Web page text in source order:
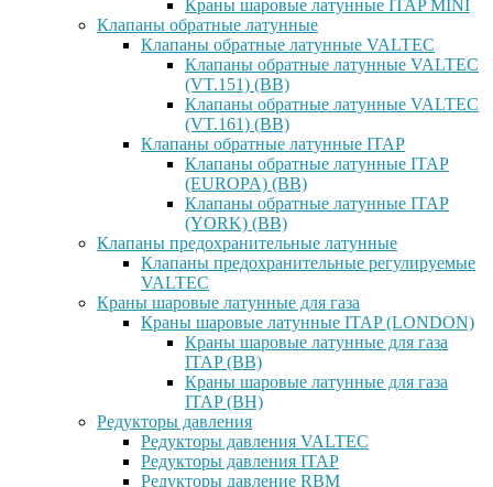
Краны шаровые латунные ITAP MINI
Клапаны обратные латунные
Клапаны обратные латунные VALTEC
Клапаны обратные латунные VALTEC
(VT.151) (ВВ)
Клапаны обратные латунные VALTEC
(VT.161) (ВВ)
Клапаны обратные латунные ITAP
Клапаны обратные латунные ITAP
(EUROPA) (ВВ)
Клапаны обратные латунные ITAP
(YORK) (ВВ)
Клапаны предохранительные латунные
Клапаны предохранительные регулируемые
VALTEC
Краны шаровые латунные для газа
Краны шаровые латунные ITAP (LONDON)
Краны шаровые латунные для газа
ITAP (ВВ)
Краны шаровые латунные для газа
ITAP (ВН)
Редукторы давления
Редукторы давления VALTEC
Редукторы давления ITAP
Редукторы давление RBM